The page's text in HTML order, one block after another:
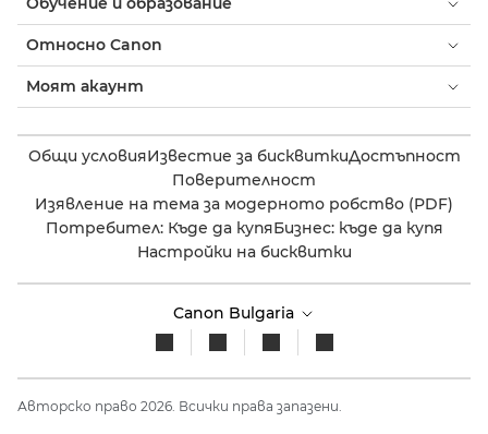
Относно Canon
Моят акаунт
Общи условияИзвестие за бисквиткиДостъпност
Поверителност
Изявление на тема за модерното робство (PDF)
Потребител: Къде да купяБизнес: къде да купя
Настройки на бисквитки
Canon Bulgaria
Авторско право 2026. Всички права запазени.